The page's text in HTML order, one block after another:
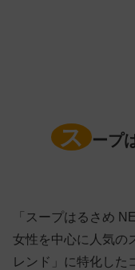
ス ープ
「スープはるさめ
女性を中心に人気の
レンド」に特化した